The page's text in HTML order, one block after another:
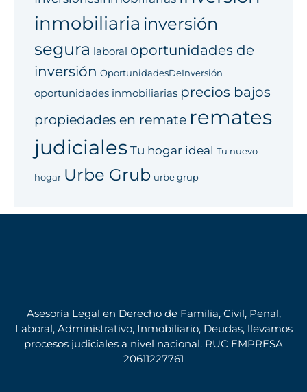
inmobiliaria inversión
segura laboral oportunidades de
inversión OportunidadesDeInversión
oportunidades inmobiliarias precios bajos
propiedades en remate remates
judicialesTu hogar ideal Tu nuevo
hogar Urbe Grub urbe grup
Asesoría Legal en Derecho de Familia, Civil, Penal,
Laboral, Administrativo, Inmobiliario, Deudas, llevamos
procesos judiciales a nivel nacional. RUC EMPRESA
20611227761